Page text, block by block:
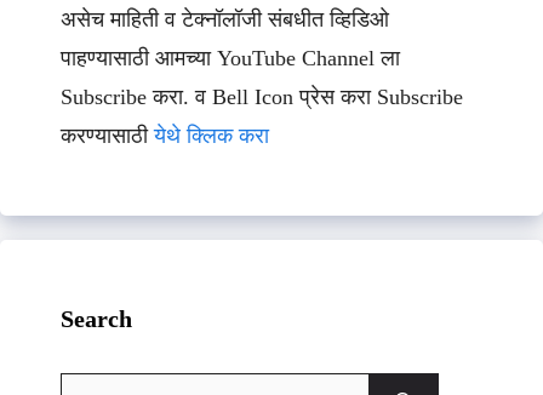
असेच माहिती व टेक्नॉलॉजी संबधीत व्हिडिओ
पाहण्यासाठी आमच्या YouTube Channel ला
Subscribe करा. व Bell Icon प्रेस करा Subscribe
करण्यासाठीयेथे क्लिक करा
Search